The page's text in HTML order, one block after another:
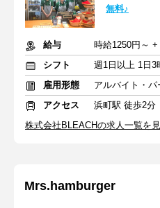
無料♪
給与
時給1250円～
シフト
雇用形態
アルバイト・パ
アクセス
浜町駅 徒歩2分
株式会社BLEACHの求人一覧を
Mrs.hamburger